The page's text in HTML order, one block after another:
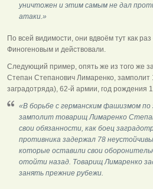
уничтожен и этим самым не дал
атаки.»
По всей видимости, они вдвоём тут как
Финогеновым и действовали.
Следующий пример, опять же из того же
Степан Степанович Лимаренко, замполит
заградотряда), 62-й армии, год рождения
«В борьбе с германским фашизмом
замполит товарищ Лимаренко
свои обязанности, как боец
противника задержал 78
которые оставили свои
отойти назад. Товарищ Лимаренко
занять прежние рубежи.